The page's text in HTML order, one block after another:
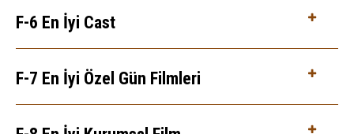
F-6 En İyi Cast
F-7 En İyi Özel Gün Filmleri